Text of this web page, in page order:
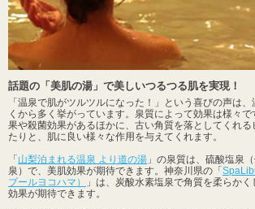
話題の「美肌の湯」で美しいつるつる肌を実現！
「温泉で肌がツルツルになった！」という喜びの声は
くから多く挙がっています。泉質によって効果は様々
果や殺菌効果があるほかに、古い角質を落としてくれ
たりと、肌に良い様々な作用を与えてくれます。
「 山梨泊まれる温泉 より道の湯 」の泉質は、硫酸塩泉
泉）で、美肌効果が期待できます。神奈川県の「
ブールヨコハマ）
」は、炭酸水素塩泉で角質を柔らか
効果が期待できます。